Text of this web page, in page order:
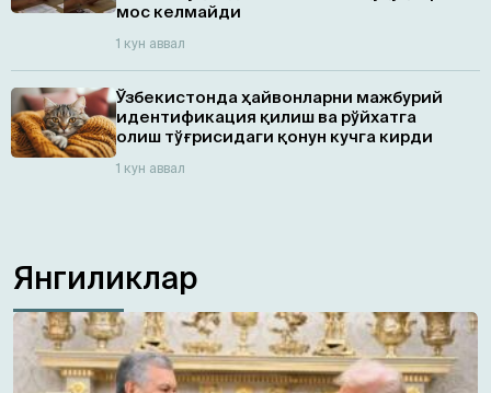
мос келмайди
1 кун аввал
Ўзбекистонда ҳайвонларни мажбурий
идентификация қилиш ва рўйхатга
олиш тўғрисидаги қонун кучга кирди
1 кун аввал
Янгиликлар